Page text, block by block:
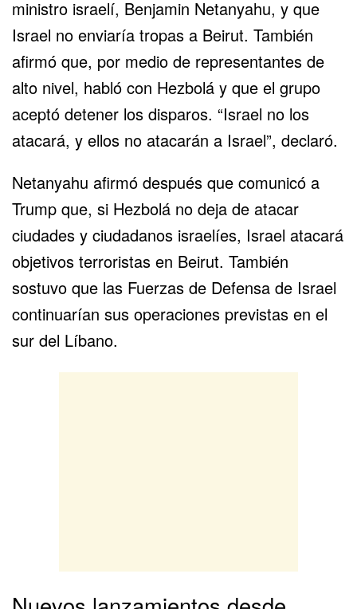
ministro israelí, Benjamin Netanyahu, y que
Israel no enviaría tropas a Beirut. También
afirmó que, por medio de representantes de
alto nivel, habló con Hezbolá y que el grupo
aceptó detener los disparos. “Israel no los
atacará, y ellos no atacarán a Israel”, declaró.
Netanyahu afirmó después que comunicó a
Trump que, si Hezbolá no deja de atacar
ciudades y ciudadanos israelíes, Israel atacará
objetivos terroristas en Beirut. También
sostuvo que las Fuerzas de Defensa de Israel
continuarían sus operaciones previstas en el
sur del Líbano.